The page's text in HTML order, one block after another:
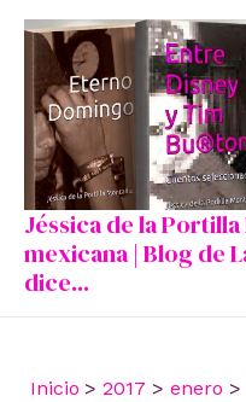
contenido
Jéssica de la
mexicana | Blog de
dice...
Inicio 2017
enero